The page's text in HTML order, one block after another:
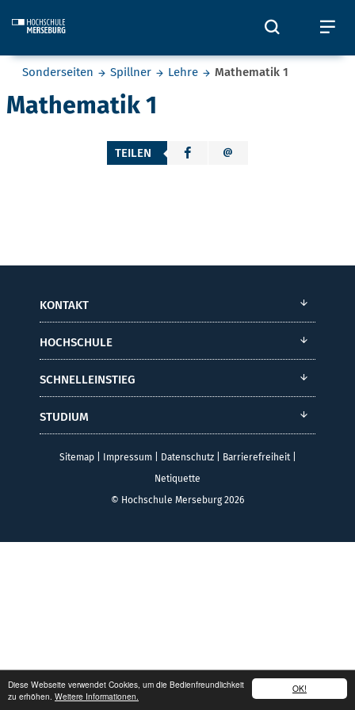
OK!
Diese Webseite verwendet Cookies, um die Bedienfreundlichkeit
zu erhöhen. Weitere Informationen.
Öffnet
Sie befinden sich hier:
Sonderseiten Spillner Lehre Mathematik 1
Mathematik 1
TEILEN
KONTAKT
HOCHSCHULE
SCHNELLEINSTIEG
STUDIUM
Sitemap| Impressum| Datenschutz| Barrierefreiheit|
Netiquette
© Hochschule Merseburg 2026